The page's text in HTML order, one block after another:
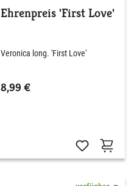
Ehrenpreis 'First Love'
Veronica long. 'First Love'
8,99 €